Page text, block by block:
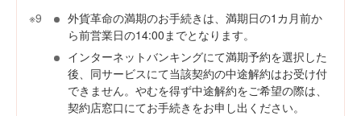
※9
外貨革命の満期のお手続きは、満期日の1カ月前か
ら前営業日の14:00までとなります。
インターネットバンキングにて満期予約を選択した
後、同サービスにて当該契約の中途解約はお受け付
できません。やむを得ず中途解約をご希望の際は、
契約店窓口にてお手続きをお申し出ください。